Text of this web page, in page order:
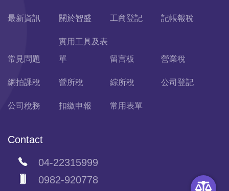
最新資訊 關於智盛 工商登記 記帳報稅
常見問題
實用工具及表
單
留言板 營業稅
網拍課稅 營所稅 綜所稅 公司登記
公司稅務 扣繳申報 常用表單
Contact
04-22315999
0982-920778